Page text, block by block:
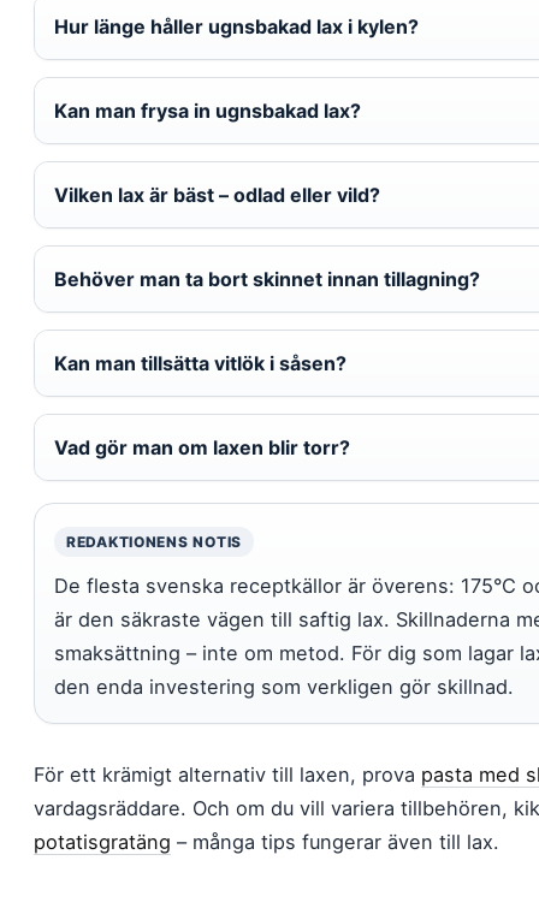
Hur länge håller ugnsbakad lax i kylen?
Kan man frysa in ugnsbakad lax?
Vilken lax är bäst – odlad eller vild?
Behöver man ta bort skinnet innan tillagning?
Kan man tillsätta vitlök i såsen?
Vad gör man om laxen blir torr?
REDAKTIONENS NOTIS
De flesta svenska receptkällor är överens: 175°C
är den säkraste vägen till saftig lax. Skillnaderna
smaksättning – inte om metod. För dig som lagar
den enda investering som verkligen gör skillnad.
För ett krämigt alternativ till laxen, prova pasta med
vardagsräddare. Och om du vill variera tillbehören,
potatisgratäng – många tips fungerar även till lax.